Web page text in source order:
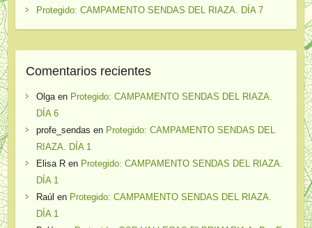
Protegido: CAMPAMENTO SENDAS DEL RIAZA. DÍA 7
Comentarios recientes
Olgaen Protegido: CAMPAMENTO SENDAS DEL RIAZA.
DÍA 6
profe_sendas en Protegido: CAMPAMENTO SENDAS DEL
RIAZA. DÍA 1
Elisa Ren Protegido: CAMPAMENTO SENDAS DEL RIAZA.
DÍA 1
Raúl en Protegido: CAMPAMENTO SENDAS DEL RIAZA.
DÍA 1